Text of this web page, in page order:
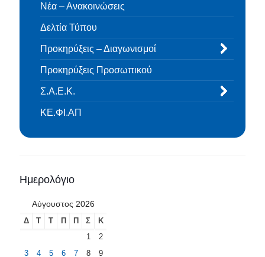
Νέα – Ανακοινώσεις
Δελτία Τύπου
Προκηρύξεις – Διαγωνισμοί
Προκηρύξεις Προσωπικού
Σ.Α.Ε.Κ.
ΚΕ.ΦΙ.ΑΠ
Ημερολόγιο
Αύγουστος 2026
Δ Τ Τ Π Π Σ
Κ
1
2
3
4 5 6 7 8
9